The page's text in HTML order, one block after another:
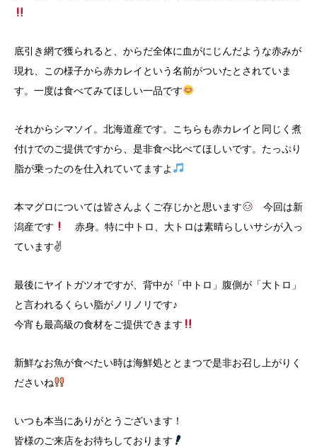
底引き網で獲られると、からだ全体に血がにじんだような赤みが
現れ、この様子から赤カレイという名前がついたとされていま
す。一度は食べてみてほしい一品です
それからシマソイ。北海道産です。こちらも赤カレイと同じく煮
付けでのご提供ですから、是非食べ比べてほしいです。たっぷり
脂が乗ったのを仕入れていてますよ
本マグロについては皆さんよくご存じかと思います
今回は新
潟産です
赤身。特に中トロ、大トロは素晴らしいサシが入っ
ています✌
最後にヤイトガツオですが、背中が「中トロ」腹側が「大トロ」
と言われるくらい脂がノリノリです♪
今宵も最高級の食材をご提供できます
新鮮なお魚が食べたい時は海鮮処ととまつで是非お召し上がりく
ださいね
いつも本当にありがとうございます！
皆様のご来店をお待ちしております